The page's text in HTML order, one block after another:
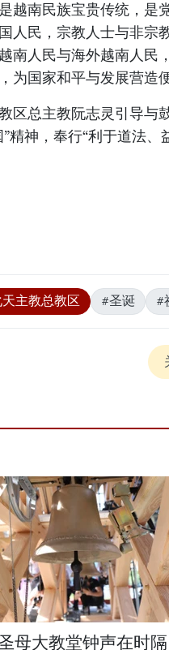
越南民族宝贵传统，是
人民，宗教人士与非宗
南人民与海外越南人民
为国家和平与发展营造
区总主教阮志灵引导与
精神，奉行“利于道法
主教总教区 #圣诞 #
母大教堂钟声在时隔